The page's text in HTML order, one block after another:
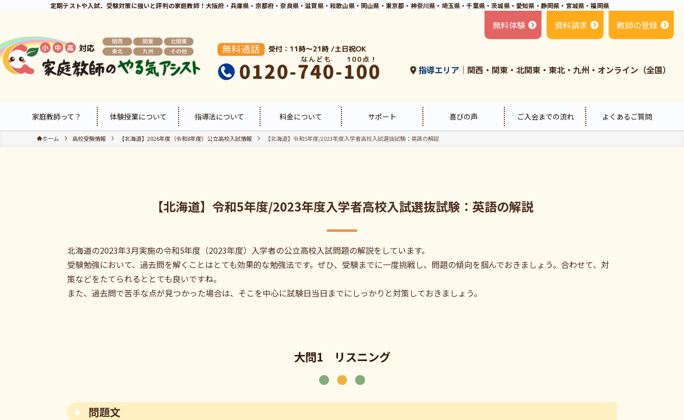
定期テストや入試、受験対策に強いと評判の家庭教師！大阪府・兵庫県・京都府・奈良県・滋賀県・和歌山県・岡山県・東京都・神奈川県・埼玉県・千葉県・茨城県・愛知県・静岡県・宮城県・福岡県
家庭教師って？ 体験授業について 指導法について 料金について サポート 喜びの声 ご入会までの流れ よくあるご質問
指導エリア｜関西・関東・北関東・東北・九州・オンライン（全国）
無料体験 資料請求 教師の登録
ホーム 高校受験情報 【北海道】2026年度（令和8年度）公立高校入試情報 【北海道】令和5年度/2023年度入学者高校入試選抜試験：英語の解説
【北海道】令和5年度/2023年度入学者高校入試選抜試験：英語の解説
北海道の2023年3月実施の令和5年度（2023年度）入学者の公立高校入試問題の解説をしています。
受験勉強において、過去問を解くことはとても効果的な勉強法です。ぜひ、受験までに一度挑戦し、問題の傾向を掴んでおきましょう。合わせて、対
策などをたてられるととても良いですね。
また、過去問で苦手な点が見つかった場合は、そこを中心に試験日当日までにしっかりと対策しておきましょう。
大問1 リスニング
問題文